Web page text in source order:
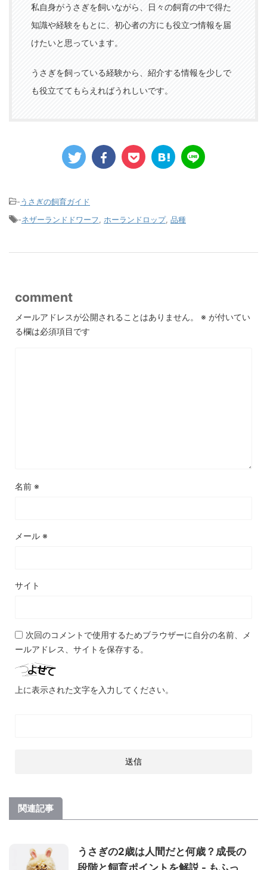
私自身がうさぎを飼いながら、日々の飼育の中で得た
知識や経験をもとに、初心者の方にも役立つ情報を届
けたいと思っています。
うさぎを飼っている経験から、紹介する情報を少しで
も役立ててもらえればうれしいです。
-うさぎの飼育ガイド
-ネザーランドドワーフ ホーランドロップ, 品種
comment
メールアドレスが公開されることはありません。 ※ が付いてい
る欄は必須項目です
名前 ※
メール ※
サイト
次回のコメントで使用するためブラウザーに自分の名前、メ
ールアドレス、サイトを保存する。
上に表示された文字を入力してください。
関連記事
うさぎの2歳は人間だと何歳？成長の
段階と飼育ポイントを解説 - もふっ